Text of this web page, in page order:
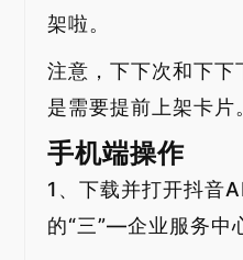
架啦。
注意，下下次和下
是需要提前上架卡片
手机端操作
1、下载并打开抖音
的“三”—企业服务中